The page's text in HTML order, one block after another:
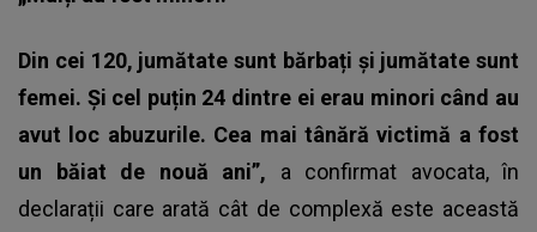
Din cei 120, jumătate sunt bărbați și jumătate sunt
femei. Și cel puțin 24 dintre ei erau minori când au
avut loc abuzurile. Cea mai tânără victimă a fost
un băiat de nouă ani”, a confirmat avocata, în
declarații care arată cât de complexă este această